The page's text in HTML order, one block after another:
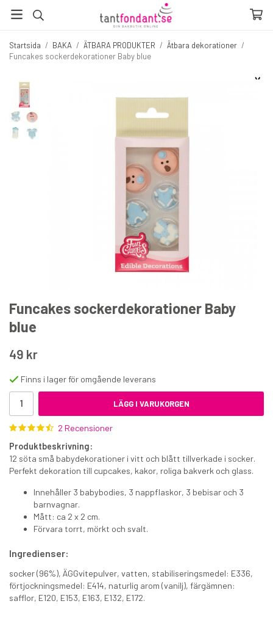
Startsida / BAKA / ÄTBARA PRODUKTER / Ätbara dekorationer /
Funcakes sockerdekorationer Baby blue
Sockerdekorationer Lila blommor & blad
35 kr
KÖP
☓
Funcakes sockerdekorationer Baby
blue
49 kr
Finns i lager för omgående leverans
LÄGG I VARUKORGEN
2 Recensioner
Produktbeskrivning:
12 söta små babydekorationer i vitt och blått tillverkade i socker.
Perfekt dekoration till cupcakes, kakor, roliga bakverk och glass.
Innehåller 3 babybodies, 3 nappflaskor, 3 bebisar och 3
barnvagnar.
Mått: ca 2 x 2 cm.
Förvara torrt, mörkt och svalt.
Ingredienser:
socker (96%), ÄGGvitepulver, vatten, stabiliseringsmedel: E336,
förtjockningsmedel: E414, naturlig arom (vanilj), färgämnen:
safflor, E120, E153, E163, E132, E172.